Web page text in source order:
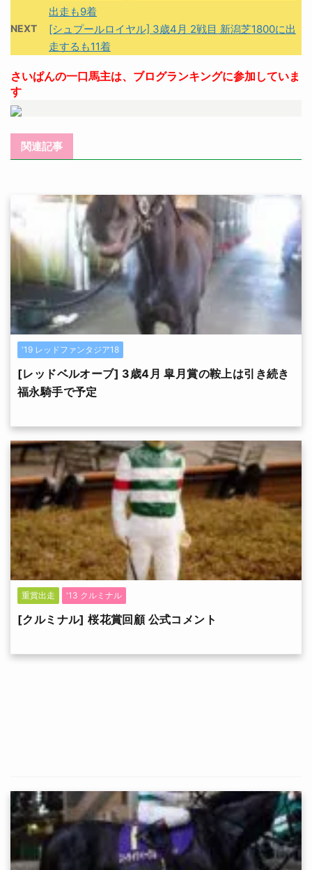
出走も9着
NEXT
[シュプールロイヤル] 3歳4月 2戦目 新潟芝1800に出
走するも11着
さいぱんの一口馬主は、ブログランキングに参加していま
す
関連記事
'19 レッドファンタジア18
[レッドベルオーブ] 3歳4月 皐月賞の鞍上は引き続き
福永騎手で予定
重賞出走 '13 クルミナル
[クルミナル] 桜花賞回顧 公式コメント